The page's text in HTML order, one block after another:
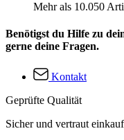
Mehr als 10.050
Benötigst du Hilfe zu
gerne deine Fragen.
Kontakt
Geprüfte Qualität
Sicher und vertraut